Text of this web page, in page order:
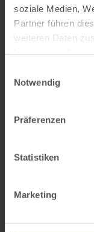
soziale Medien,
Partner führen
weiteren Daten
Notwendig
Präferenzen
Statistiken
Marketing